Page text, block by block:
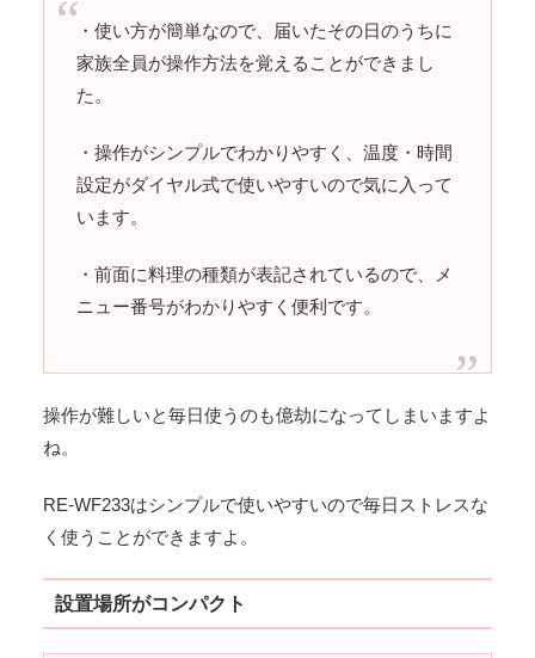
・使い方が簡単なので、届いたその日のうちに
家族全員が操作方法を覚えることができまし
た。
・操作がシンプルでわかりやすく、温度・時間
設定がダイヤル式で使いやすいので気に入って
います。
・前面に料理の種類が表記されているので、メ
ニュー番号がわかりやすく便利です。
操作が難しいと毎日使うのも億劫になってしまいますよ
ね。
RE-WF233はシンプルで使いやすいので毎日ストレスな
く使うことができますよ。
設置場所がコンパクト